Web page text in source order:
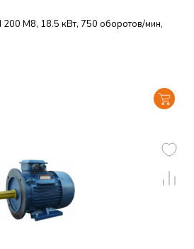
M8, 18.5 кВт, 750 оборотов/мин,